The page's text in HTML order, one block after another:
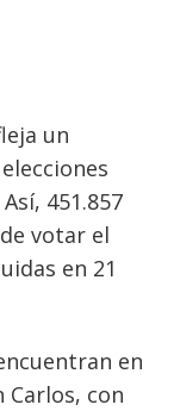
un
451.857
votar el
en 21
en
Carlos, con